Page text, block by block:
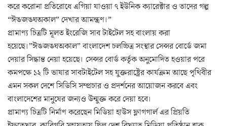
করে করোনা প্রতিরোধে এগিয়া যাওয়া ৭ ইউনিক ক্যারেক্টার ও তাদের গল্প
“ঈঙজঙঘঅকাল” দেখার আমন্ত্রণ।”
প্রামাণ্য চিত্রটি মূলত ইংরেজি সাব টাইটেল সহ বাংলায় করা
হয়েছে।”ঈঙজঙঘঅকাল” বাংলাদেশ চলচ্চিত্র সংস্থার সেন্সর বোর্ডে জমা
দেয়ার সিদ্ধান্ত নেয়া হয়েছে। সেন্সর বোর্ড কর্তৃক অনুমোদিত হওয়ার পরে
কমপক্ষে ১২ টি ভাষার সাবটাইটেল সহ যুক্তরাষ্ট্রের কার্যক্রম আছে পৃথিবীর
এমন সকল দেশে সিডিসি সম্প্রচার ও প্রদর্শনের আয়োজন করবে এবং
বাংলাদেশের মানুষের জন্যও উন্মুক্ত করে দেয়া হবে।
প্রামাণ্য চিত্রটি নির্মাণ করেছেন মিডিয়া হাউস ফ্লাগগার্ল এর প্রিয়তি